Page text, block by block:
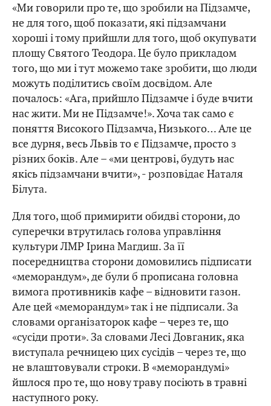
«Ми говорили про те, що зробили на Підзамче,
не для того, щоб показати, які підзамчани
хороші і тому прийшли для того, щоб окупувати
площу Святого Теодора. Це було прикладом
того, що ми і тут можемо таке зробити, що люди
можуть поділитись своїм досвідом. Але
почалось: «Ага, прийшло Підзамче і буде вчити
нас жити. Ми не Підзамче!». Хоча так само є
поняття Високого Підзамча, Низького… Але це
все дурня, весь Львів то є Підзамче, просто з
різних боків. Але – «ми центрові, будуть нас
якісь підзамчани вчити», - розповідає Наталя
Білута.
Для того, щоб примирити обидві сторони, до
суперечки втрутилась голова управління
культури ЛМР Ірина Магдиш. За її
посередництва сторони домовились підписати
«меморандум», де були б прописана головна
вимога противників кафе – відновити газон.
Але цей «меморандум» так і не підписали. За
словами організаторок кафе – через те, що
«сусіди проти». За словами Лесі Довганик, яка
виступала речницею цих сусідів – через те, що
не влаштовували строки. В «меморандумі»
йшлося про те, що нову траву посіють в травні
наступного року.